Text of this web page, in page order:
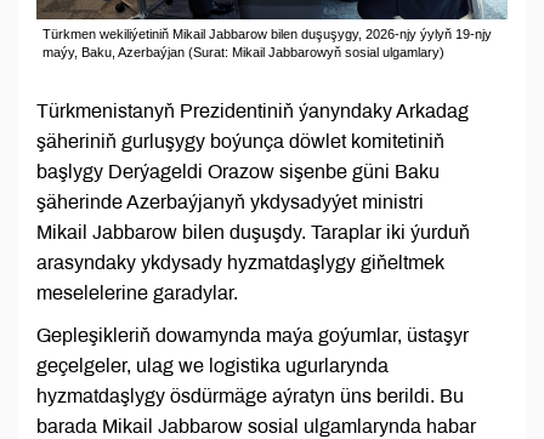
Türkmen wekiliýetiniň Mikail Jabbarow bilen duşuşygy, 2026-njy ýylyň 19-njy
maýy, Baku, Azerbaýjan (Surat: Mikail Jabbarowyň sosial ulgamlary)
Türkmenistanyň Prezidentiniň ýanyndaky Arkadag
şäheriniň gurluşygy boýunça döwlet komitetiniň
başlygy Derýageldi Orazow sişenbe güni Baku
şäherinde Azerbaýjanyň ykdysadyýet ministri
Mikail Jabbarow bilen duşuşdy. Taraplar iki ýurduň
arasyndaky ykdysady hyzmatdaşlygy giňeltmek
meselelerine garadylar.
Gepleşikleriň dowamynda maýa goýumlar, üstaşyr
geçelgeler, ulag we logistika ugurlarynda
hyzmatdaşlygy ösdürmäge aýratyn üns berildi. Bu
barada Mikail Jabbarow sosial ulgamlarynda habar